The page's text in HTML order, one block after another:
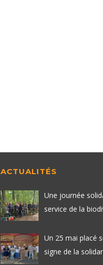
ACTUALITÉS
Une journée
service de la
Un 25 mai placé
signe de la